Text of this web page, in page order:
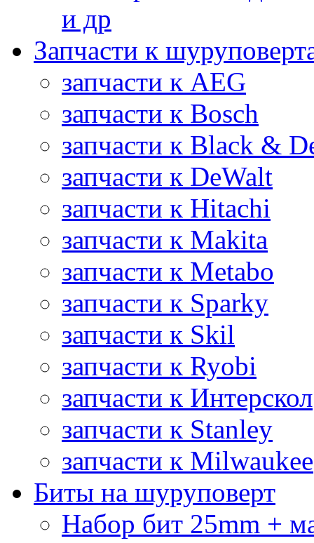
и др
Запчасти к
запчасти к AEG
запчасти к Bosch
запчасти к Black &
запчасти к DeWalt
запчасти к Hitachi
запчасти к Makita
запчасти к Metabo
запчасти к Sparky
запчасти к Skil
запчасти к Ryobi
запчасти к Интерскол
запчасти к Stanley
запчасти к Milwaukee
Биты на шуруповерт
Набор бит 25mm +